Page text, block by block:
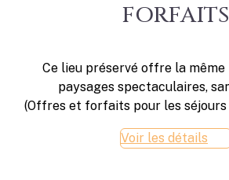
FORFAITS
Ce lieu préservé offre la même
paysages spectaculaires,
(Offres et forfaits pour les séjours
Voir les détails